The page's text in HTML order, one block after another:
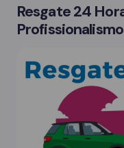
Resgate 24
Profissionalismo